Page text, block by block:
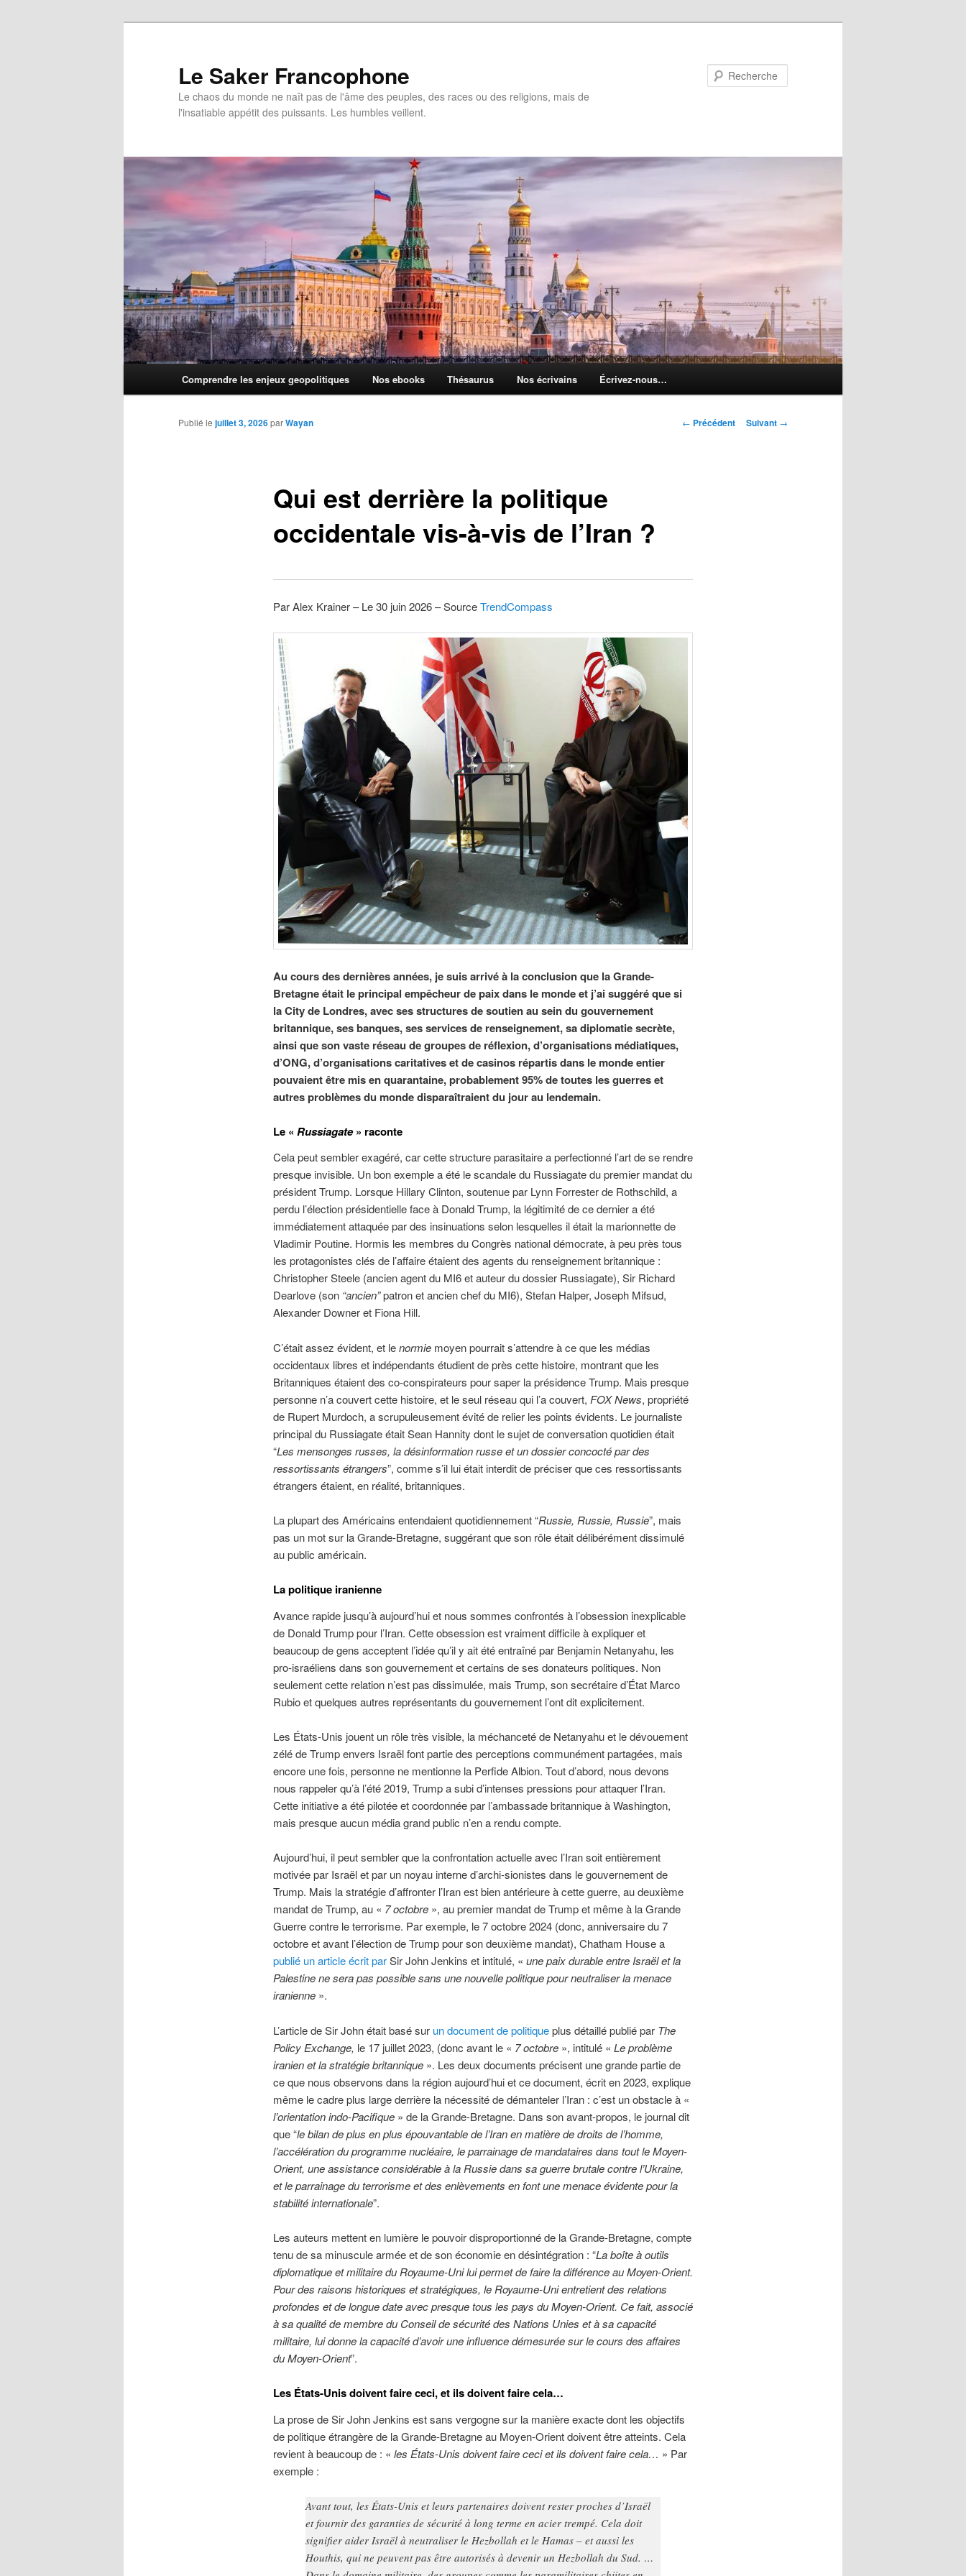
Le Saker Francophone
Le chaos du monde ne naît pas de l'âme des peuples, des races ou des religions, mais de
l'insatiable appétit des puissants. Les humbles veillent.
Comprendre les enjeux geopolitiques Nos ebooks Thésaurus Nos écrivains Écrivez-nous…
Navigation
← Précédent Suivant →
Qui est derrière la politique
occidentale vis-à-vis de l’Iran ?
Publié le juillet 3, 2026parWayan
Par Alex Krainer – Le 30 juin 2026 – SourceTrendCompass
Au cours des dernières années, je suis arrivé à la conclusion que la Grande-
Bretagne était le principal empêcheur de paix dans le monde et j’ai suggéré que si
la City de Londres, avec ses structures de soutien au sein du gouvernement
britannique, ses banques, ses services de renseignement, sa diplomatie secrète,
ainsi que son vaste réseau de groupes de réflexion, d’organisations médiatiques,
d’ONG, d’organisations caritatives et de casinos répartis dans le monde entier
pouvaient être mis en quarantaine, probablement 95% de toutes les guerres et
autres problèmes du monde disparaîtraient du jour au lendemain.
Le « Russiagate» raconte
Cela peut sembler exagéré, car cette structure parasitaire a perfectionné l’art de se rendre
presque invisible. Un bon exemple a été le scandale du Russiagate du premier mandat du
président Trump. Lorsque Hillary Clinton, soutenue par Lynn Forrester de Rothschild, a
perdu l’élection présidentielle face à Donald Trump, la légitimité de ce dernier a été
immédiatement attaquée par des insinuations selon lesquelles il était la marionnette de
Vladimir Poutine. Hormis les membres du Congrès national démocrate, à peu près tous
les protagonistes clés de l’affaire étaient des agents du renseignement britannique :
Christopher Steele (ancien agent du MI6 et auteur du dossier Russiagate), Sir Richard
Dearlove (son“ancien”patron et ancien chef du MI6), Stefan Halper, Joseph Mifsud,
Alexander Downer et Fiona Hill.
C’était assez évident, et lenormiemoyen pourrait s’attendre à ce que les médias
occidentaux libres et indépendants étudient de près cette histoire, montrant que les
Britanniques étaient des co-conspirateurs pour saper la présidence Trump. Mais presque
personne n’a couvert cette histoire, et le seul réseau qui l’a couvert, FOX News, propriété
de Rupert Murdoch, a scrupuleusement évité de relier les points évidents. Le journaliste
principal du Russiagate était Sean Hannity dont le sujet de conversation quotidien était
“Les mensonges russes, la désinformation russe et un dossier concocté par des
ressortissants étrangers”, comme s’il lui était interdit de préciser que ces ressortissants
étrangers étaient, en réalité, britanniques.
La plupart des Américains entendaient quotidiennement “Russie, Russie, Russie”, mais
pas un mot sur la Grande-Bretagne, suggérant que son rôle était délibérément dissimulé
au public américain.
La politique iranienne
Avance rapide jusqu’à aujourd’hui et nous sommes confrontés à l’obsession inexplicable
de Donald Trump pour l’Iran. Cette obsession est vraiment difficile à expliquer et
beaucoup de gens acceptent l’idée qu’il y ait été entraîné par Benjamin Netanyahu, les
pro-israéliens dans son gouvernement et certains de ses donateurs politiques. Non
seulement cette relation n’est pas dissimulée, mais Trump, son secrétaire d’État Marco
Rubio et quelques autres représentants du gouvernement l’ont dit explicitement.
Les États-Unis jouent un rôle très visible, la méchanceté de Netanyahu et le dévouement
zélé de Trump envers Israël font partie des perceptions communément partagées, mais
encore une fois, personne ne mentionne la Perfide Albion. Tout d’abord, nous devons
nous rappeler qu’à l’été 2019, Trump a subi d’intenses pressions pour attaquer l’Iran.
Cette initiative a été pilotée et coordonnée par l’ambassade britannique à Washington,
mais presque aucun média grand public n’en a rendu compte.
Aujourd’hui, il peut sembler que la confrontation actuelle avec l’Iran soit entièrement
motivée par Israël et par un noyau interne d’archi-sionistes dans le gouvernement de
Trump. Mais la stratégie d’affronter l’Iran est bien antérieure à cette guerre, au deuxième
mandat de Trump, au « 7 octobre», au premier mandat de Trump et même à la Grande
Guerre contre le terrorisme. Par exemple, le 7 octobre 2024 (donc, anniversaire du 7
octobre et avant l’élection de Trump pour son deuxième mandat), Chatham House a
publié un article écrit parSir John Jenkins et intitulé, « une paix durable entre Israël et la
Palestine ne sera pas possible sans une nouvelle politique pour neutraliser la menace
iranienne».
L’article de Sir John était basé sur un document de politiqueplus détaillé publié par The
Policy Exchange, le 17 juillet 2023, (donc avant le « 7 octobre», intitulé « Le problème
iranien et la stratégie britannique». Les deux documents précisent une grande partie de
ce que nous observons dans la région aujourd’hui et ce document, écrit en 2023, explique
même le cadre plus large derrière la nécessité de démanteler l’Iran : c’est un obstacle à «
l’orientation indo-Pacifique» de la Grande-Bretagne. Dans son avant-propos, le journal dit
que “le bilan de plus en plus épouvantable de l’Iran en matière de droits de l’homme,
l’accélération du programme nucléaire, le parrainage de mandataires dans tout le Moyen-
Orient, une assistance considérable à la Russie dans sa guerre brutale contre l’Ukraine,
et le parrainage du terrorisme et des enlèvements en font une menace évidente pour la
stabilité internationale”.
Les auteurs mettent en lumière le pouvoir disproportionné de la Grande-Bretagne, compte
tenu de sa minuscule armée et de son économie en désintégration : “La boîte à outils
diplomatique et militaire du Royaume-Uni lui permet de faire la différence au Moyen-Orient.
Pour des raisons historiques et stratégiques, le Royaume-Uni entretient des relations
profondes et de longue date avec presque tous les pays du Moyen-Orient. Ce fait, associé
à sa qualité de membre du Conseil de sécurité des Nations Unies et à sa capacité
militaire, lui donne la capacité d’avoir une influence démesurée sur le cours des affaires
du Moyen-Orient”.
Les États-Unis doivent faire ceci, et ils doivent faire cela…
La prose de Sir John Jenkins est sans vergogne sur la manière exacte dont les objectifs
de politique étrangère de la Grande-Bretagne au Moyen-Orient doivent être atteints. Cela
revient à beaucoup de : « les États-Unis doivent faire ceci et ils doivent faire cela… » Par
exemple :
Avant tout, les États-Unis et leurs partenaires doivent rester proches d’Israël
et fournir des garanties de sécurité à long terme en acier trempé. Cela doit
signifier aider Israël à neutraliser le Hezbollah et le Hamas – et aussi les
Houthis, qui ne peuvent pas être autorisés à devenir un Hezbollah du Sud. …